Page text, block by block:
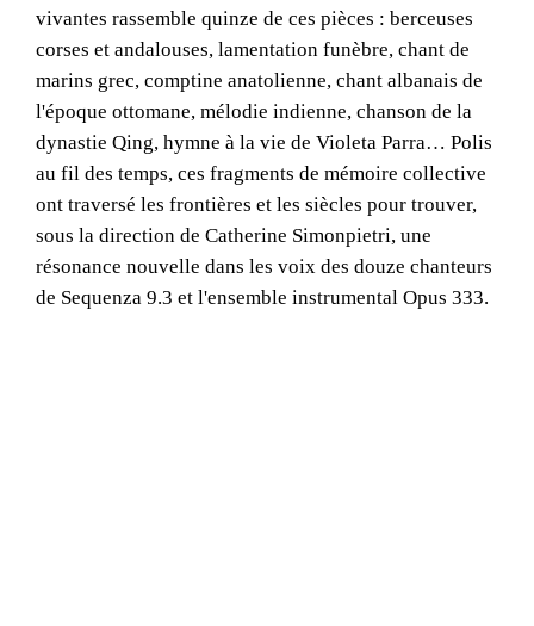
vivantes rassemble quinze de ces pièces : berceuses
corses et andalouses, lamentation funèbre, chant de
marins grec, comptine anatolienne, chant albanais de
l'époque ottomane, mélodie indienne, chanson de la
dynastie Qing, hymne à la vie de Violeta Parra… Polis
au fil des temps, ces fragments de mémoire collective
ont traversé les frontières et les siècles pour trouver,
sous la direction de Catherine Simonpietri, une
résonance nouvelle dans les voix des douze chanteurs
de Sequenza 9.3 et l'ensemble instrumental Opus 333.